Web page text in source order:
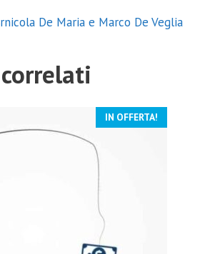
De Maria e Marco De Veglia
IN OFFERTA!
Sconto 20%
e riceverai il coupon con uno sconto del